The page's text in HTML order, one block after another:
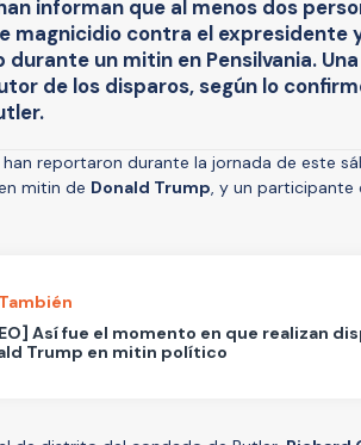
informan que al menos dos
magnicidio contra el expresidente
un mitin en Pensilvania.
de los disparos, según lo
reportaron durante la jornada de este
mitin de Donald Trump, y un participante
Así fue el momento en que realizan
Trump en mitin político